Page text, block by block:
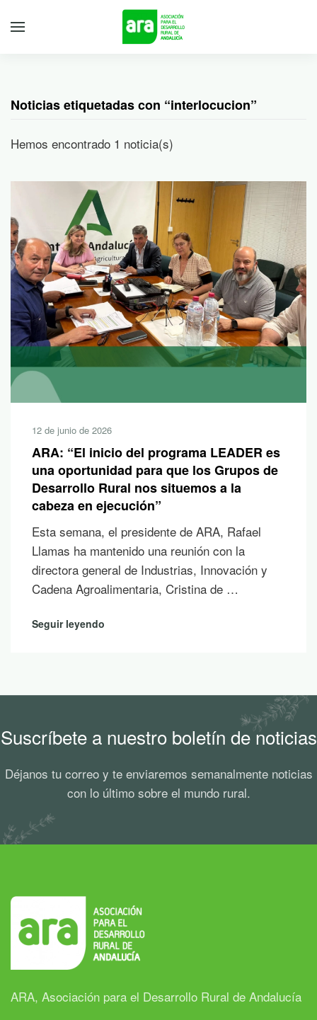
Noticias etiquetadas con “interlocucion”
Hemos encontrado 1 noticia(s)
12 de junio de 2026
ARA: “El inicio del programa LEADER es
una oportunidad para que los Grupos de
Desarrollo Rural nos situemos a la
cabeza en ejecución”
Esta semana, el presidente de ARA, Rafael
Llamas ha mantenido una reunión con la
directora general de Industrias, Innovación y
Cadena Agroalimentaria, Cristina de …
Seguir leyendo
Suscríbete a nuestro boletín de noticias
Déjanos tu correo y te enviaremos semanalmente noticias
con lo último sobre el mundo rural.
ARA, Asociación para el Desarrollo Rural de Andalucía